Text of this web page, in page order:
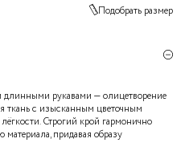
Подобрать размер
рукавами — олицетворение
ткань с изысканным цветочным
Строгий крой гармонично
материала, придавая образу